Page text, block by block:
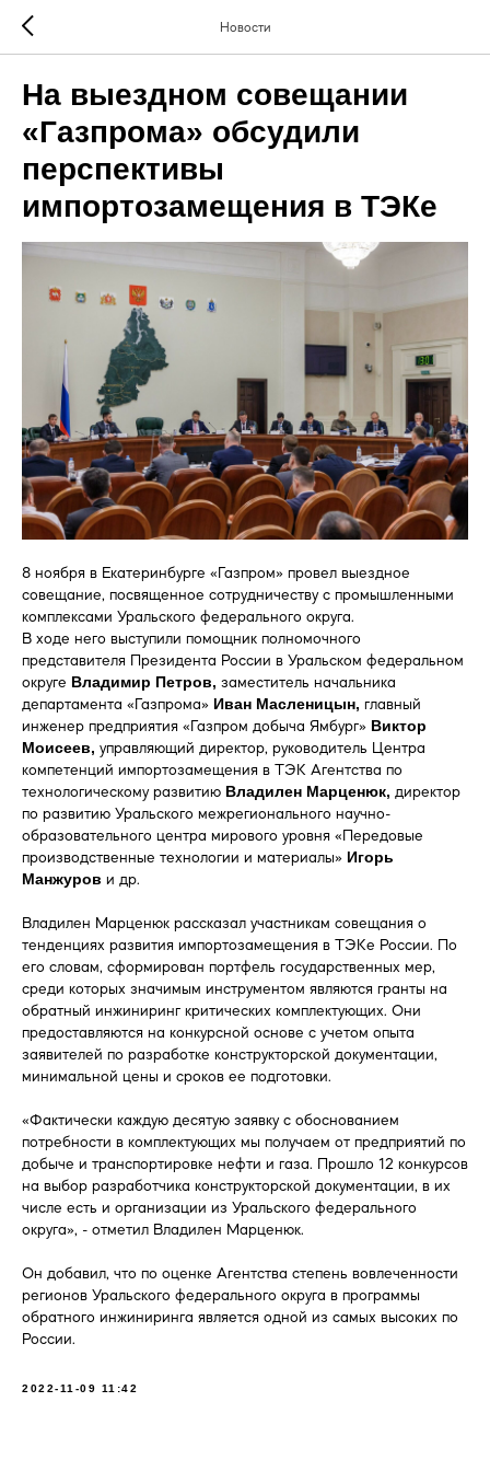
Новости
На выездном совещании
«Газпрома» обсудили
перспективы
импортозамещения в ТЭКе
8 ноября в Екатеринбурге «Газпром» провел выездное
совещание, посвященное сотрудничеству с промышленными
комплексами Уральского федерального округа.
В ходе него выступили помощник полномочного
представителя Президента России в Уральском федеральном
округе Владимир Петров, заместитель начальника
департамента «Газпрома» Иван Масленицын, главный
инженер предприятия «Газпром добыча Ямбург» Виктор
Моисеев, управляющий директор, руководитель Центра
компетенций импортозамещения в ТЭК Агентства по
технологическому развитию Владилен Марценюк, директор
по развитию Уральского межрегионального научно-
образовательного центра мирового уровня «Передовые
производственные технологии и материалы» Игорь
Манжуров и др.
Владилен Марценюк рассказал участникам совещания о
тенденциях развития импортозамещения в ТЭКе России. По
его словам, сформирован портфель государственных мер,
среди которых значимым инструментом являются гранты на
обратный инжиниринг критических комплектующих. Они
предоставляются на конкурсной основе с учетом опыта
заявителей по разработке конструкторской документации,
минимальной цены и сроков ее подготовки.
«Фактически каждую десятую заявку с обоснованием
потребности в комплектующих мы получаем от предприятий по
добыче и транспортировке нефти и газа. Прошло 12 конкурсов
на выбор разработчика конструкторской документации, в их
числе есть и организации из Уральского федерального
округа», - отметил Владилен Марценюк.
Он добавил, что по оценке Агентства степень вовлеченности
регионов Уральского федерального округа в программы
обратного инжиниринга является одной из самых высоких по
России.
2022-11-09 11:42